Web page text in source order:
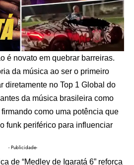
é novato em quebrar barreiras.
da música ao ser o primeiro
diretamente no Top 1 Global do
da música brasileira como
como uma potência que
funk periférico para influenciar
- Publicidade-
de “Medley de Igaratá 6” reforça